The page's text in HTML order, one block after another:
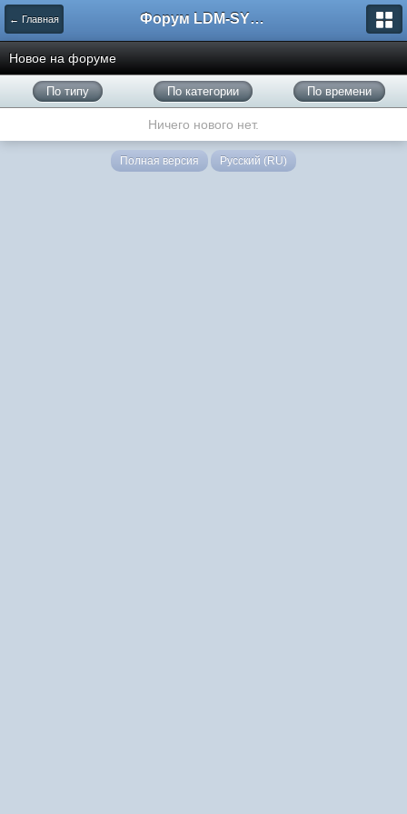
← Главная Форум LDM-SYSTEMS
Новое на форуме
По типу По категории По времени
Ничего нового нет.
Полная версия Русский (RU)